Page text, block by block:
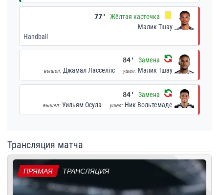
77'
Жёлтая карточка
Малик Тшау
Handball
84' Замена
вышел: Джамал Ласселлс ушел: Малик Тшау
84' Замена
вышел: Уильям Осула ушел: Ник Вольтемаде
Трансляция матча
ПРЯМАЯ ТРАНСЛЯЦИЯ